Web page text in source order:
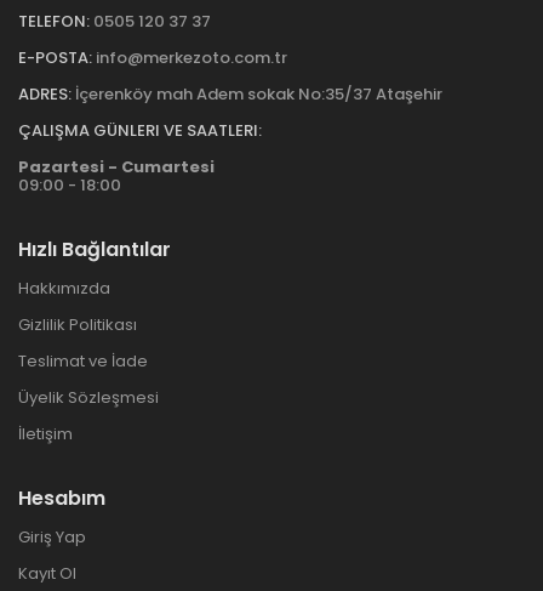
TELEFON: 0505 120 37 37
E-POSTA: info@merkezoto.com.tr
ADRES: İçerenköy mah Adem sokak No:35/37 Ataşehir
ÇALIŞMA GÜNLERI VE SAATLERI:
Pazartesi - Cumartesi
09:00 - 18:00
Hızlı Bağlantılar
Hakkımızda
Gizlilik Politikası
Teslimat ve İade
Üyelik Sözleşmesi
İletişim
Hesabım
Giriş Yap
Kayıt Ol